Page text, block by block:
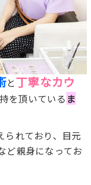
と丁寧なカウ
を頂いている ま
られており、目元
ど親身になってお